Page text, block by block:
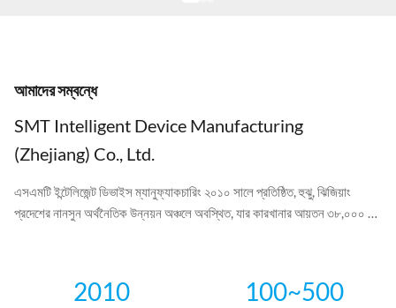
আমাদের সম্বন্ধে
SMT Intelligent Device Manufacturing
(Zhejiang) Co., Ltd.
এসএমটি ইন্টেলিজেন্ট ডিভাইস ম্যানুফ্যাকচারিং ২০১০ সালে প্রতিষ্ঠিত, হুঝু, ঝিজিয়াং
প্রদেশের নানসুন অর্থনৈতিক উন্নয়ন অঞ্চলে অবস্থিত, যার কারখানার আয়তন ৩৮,০০০ বর্গ
2010 100~500